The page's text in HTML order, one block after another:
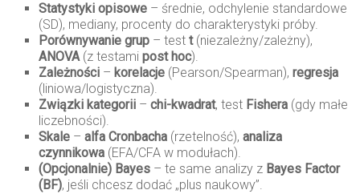
Statystyki opisowe – średnie, odchylenie standardowe
(SD), mediany, procenty do charakterystyki próby.
Porównywanie grup – testt(niezależny/zależny),
ANOVA(z testamipost hoc).
Zależności – korelacje (Pearson/Spearman),regresja
(liniowa/logistyczna).
Związki kategorii –chi-kwadrat, test Fishera (gdy małe
liczebności).
Skale –alfa Cronbacha (rzetelność),analiza
czynnikowa (EFA/CFA w modułach).
(Opcjonalnie) Bayes – te same analizy z Bayes Factor
(BF), jeśli chcesz dodać „plus naukowy”.